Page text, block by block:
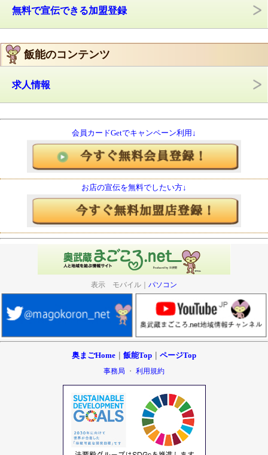
無料で宣伝できる加盟登録
飯能のコンテンツ
求人情報
会員カードGetでキャンペーン利用↓
お店の宣伝を無料でしたい方↓
表示 モバイル｜ パソコン
奥まごHome 飯能Top ページTop
事務局 ・ 利用規約